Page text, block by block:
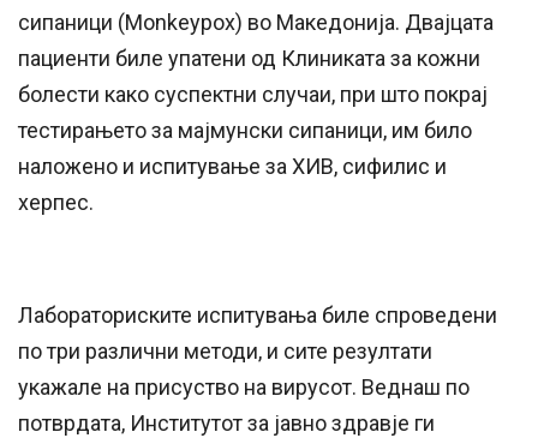
сипаници (Monkeypox) во Македонија. Двајцата
пациенти биле упатени од Клиниката за кожни
болести како суспектни случаи, при што покрај
тестирањето за мајмунски сипаници, им било
наложено и испитување за ХИВ, сифилис и
херпес.
Лабораториските испитувања биле спроведени
по три различни методи, и сите резултати
укажале на присуство на вирусот. Веднаш по
потврдата, Институтот за јавно здравје ги